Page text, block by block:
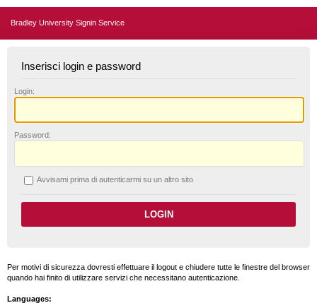
Bradley University Signin Service
Inserisci login e password
L ogin:
Password:
Avvisami prima di autenticarmi su un altro sito
Per motivi di sicurezza dovresti effettuare il logout e chiudere tutte le finestre del browser
quando hai finito di utilizzare servizi che necessitano autenticazione.
Languages: